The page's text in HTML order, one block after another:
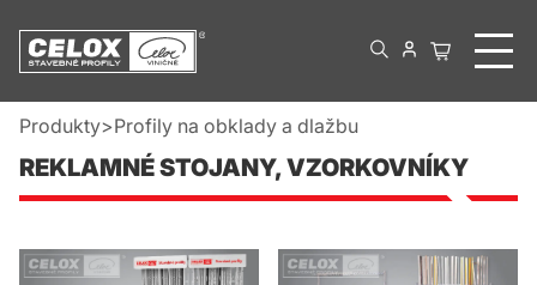
Produkty Profily na obklady a dlažbu
REKLAMNÉ STOJANY, VZORKOVNÍKY